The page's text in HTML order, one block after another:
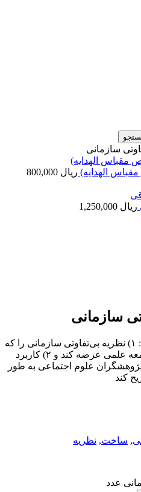
سازمانی
الهدایه) ریال
ریال
سازمانی
هدف غایی این کتاب آن است که: ۱) نظریه بی‌تفاوتی سازمانی را که
نویسندگان تدوین کرده‌اند، به جامعه علمی عرضه کند و ۲) کاربرد
پژوهشگران علوم اجتماعی به طور
کند
, ساخت, نظریه
عدد